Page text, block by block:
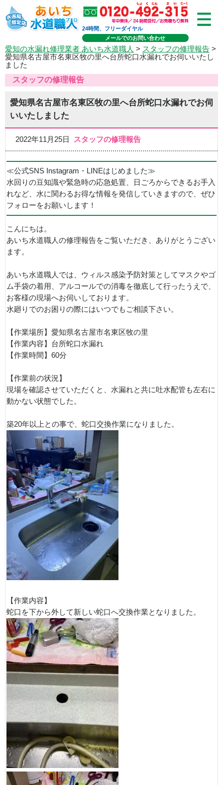
24時間、フリーダイヤル
メールでのお問い合わせ
愛知の水漏れ修理業者 あいち水道職人 > スタッフの修理報告 >
愛知県名古屋市名東区牧の里へ台所蛇口水漏れでお伺いいたし
ました
スタッフの修理報告
愛知県名古屋市名東区牧の里へ台所蛇口水漏れでお伺
いいたしました
2022年11月25日 スタッフの修理報告
≪公式SNS Instagram・LINEはじめました≫
水回りの豆知識や緊急時の応急処置、日ごろからできるお手入
れなど、水に関わるお得な情報を発信していきますので、ぜひ
フォローをお願いします！
こんにちは。
あいち水道職人の修理報告をご覧いただき、ありがとうござい
ます。
あいち水道職人では、ウィルス感染予防対策としてマスクやゴ
ム手袋の着用、アルコールでの消毒を徹底して行ったうえで、
お客様の現場へお伺いしております。
水廻りでのお困りの際にはいつでもご相談下さい。
【作業場所】愛知県名古屋市名東区牧の里
【作業内容】台所蛇口水漏れ
【作業時間】60分
【作業前の状況】
現場を確認させていただくと、水漏れと共に吐水配管も左右に
動かない状態でした。
築20年以上との事で、蛇口交換作業になりました。
【作業内容】
蛇口を下から外して新しい蛇口へ交換作業となりました。